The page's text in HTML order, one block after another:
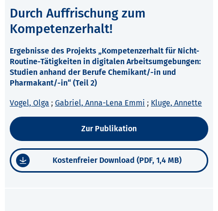
Durch Auffrischung zum
Kompetenzerhalt!
Ergebnisse des Projekts „Kompetenzerhalt für Nicht-
Routine-Tätigkeiten in digitalen Arbeitsumgebungen:
Studien anhand der Berufe Chemikant/-in und
Pharmakant/-in“ (Teil 2)
Vogel, Olga ; Gabriel, Anna-Lena Emmi ; Kluge, Annette
Zur Publikation
Kostenfreier Download (PDF, 1,4 MB)